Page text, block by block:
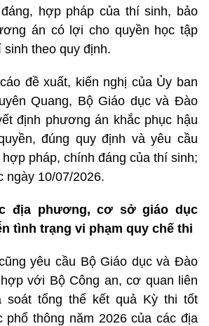
hợp pháp của thí sinh, bảo
án có lợi cho quyền học tập
theo quy định.
đề xuất, kiến nghị của Ủy ban
Quang, Bộ Giáo dục và Đào
định phương án khắc phục hậu
đúng quy định và yêu cầu
pháp, chính đáng của thí sinh;
ngày 10/07/2026.
địa phương, cơ sở giáo dục
tình trạng vi phạm quy chế thi
yêu cầu Bộ Giáo dục và Đào
với Bộ Công an, cơ quan liên
soát tổng thể kết quả Kỳ thi tốt
phổ thông năm 2026 của các địa